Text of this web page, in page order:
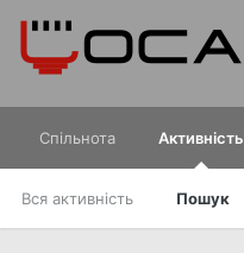
Спільнота Активність
Вся активність Пошук